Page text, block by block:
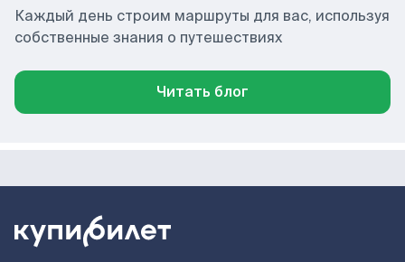
Каждый день строим маршруты для вас, используя
собственные знания о путешествиях
Читать блог